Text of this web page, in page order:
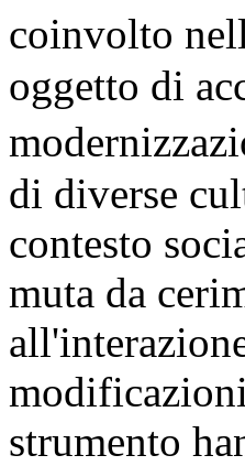
coinvolto
oggetto di
di diverse
contesto
muta da
strumento